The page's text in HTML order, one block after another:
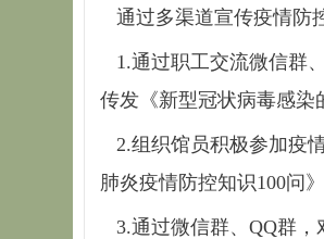
通过多渠道宣传疫情防
1.通过职工交流微信群
传发《新型冠状病毒感染
2.组织馆员积极参加疫
肺炎疫情防控知识100问》
3.通过微信群、QQ群，